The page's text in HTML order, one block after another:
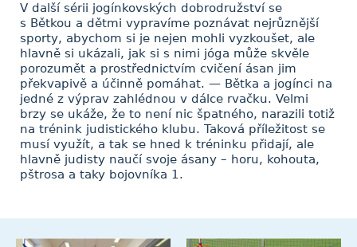
V další sérii jogínkovských dobrodružství se
s Bětkou a dětmi vypravíme poznávat nejrůznější
sporty, abychom si je nejen mohli vyzkoušet, ale
hlavně si ukázali, jak si s nimi jóga může skvěle
porozumět a prostřednictvím cvičení ásan jim
překvapivě a účinně pomáhat. — Bětka a jogínci na
jedné z výprav zahlédnou v dálce rvačku. Velmi
brzy se ukáže, že to není nic špatného, narazili totiž
na trénink judistického klubu. Taková příležitost se
musí využít, a tak se hned k tréninku přidají, ale
hlavně judisty naučí svoje ásany – horu, kohouta,
pštrosa a taky bojovníka 1.